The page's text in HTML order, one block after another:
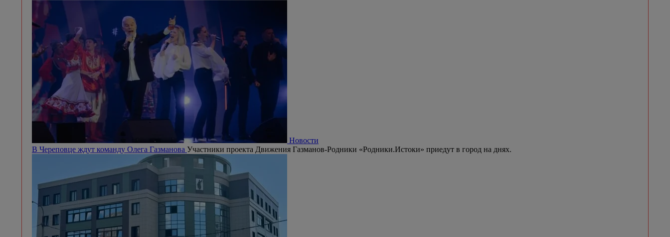
Новости
В Череповце ждут команду Олега Газманова Участники проекта Движения Газманов-Родники «Родники.Истоки» приедут в город на днях.